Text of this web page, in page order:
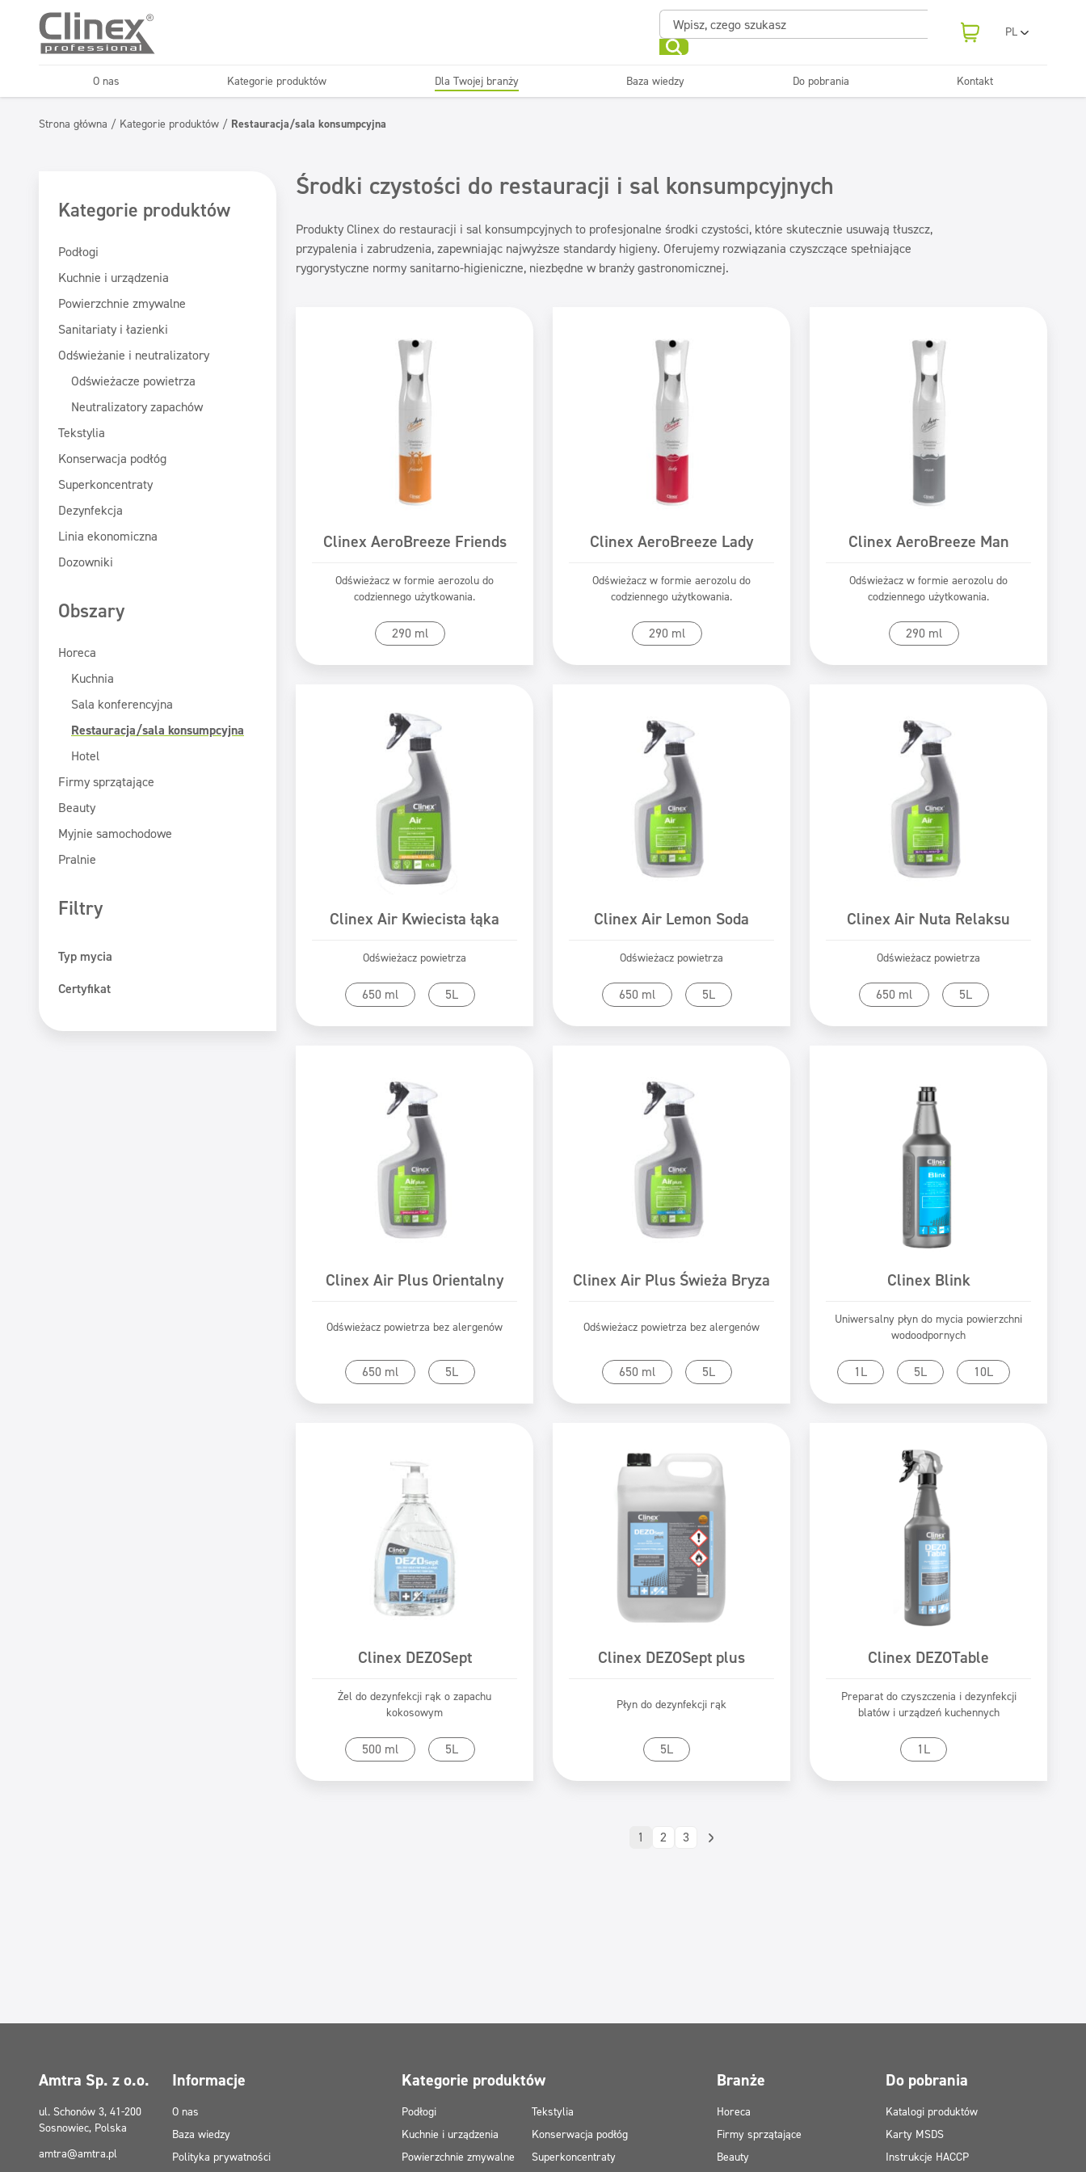
PL
RO
O nas Kategorie produktów Dla Twojej branży
Horeca Firmy sprzątające
Baza wiedzy Do pobrania Kontakt
Strona główna / Kategorie produktów / Restauracja/sala konsumpcyjna
Kategorie produktów
Podłogi
Kuchnie i urządzenia
Powierzchnie zmywalne
Sanitariaty i łazienki
Odświeżanie i neutralizatory
Odświeżacze powietrza
Neutralizatory zapachów
Tekstylia
Konserwacja podłóg
Superkoncentraty
Dezynfekcja
Linia ekonomiczna
Dozowniki
Obszary
Horeca
Kuchnia
Sala konferencyjna
Restauracja/sala konsumpcyjna
Hotel
Firmy sprzątające
Beauty
Myjnie samochodowe
Pralnie
Filtry
Typ mycia
Mycie maszynowe
Certyfikat
Środki czystości do restauracji i sal konsumpcyjnych
Produkty Clinex do restauracji i sal konsumpcyjnych to profesjonalne środki czystości, które skutecznie usuwają tłuszcz,
przypalenia i zabrudzenia, zapewniając najwyższe standardy higieny. Oferujemy rozwiązania czyszczące spełniające
rygorystyczne normy sanitarno-higieniczne, niezbędne w branży gastronomicznej.
Clinex AeroBreeze Friends
Odświeżacz w formie aerozolu do
codziennego użytkowania.
290 ml
Przejdź do produktu
Clinex AeroBreeze Lady
Odświeżacz w formie aerozolu do
codziennego użytkowania.
290 ml
Przejdź do produktu
Clinex AeroBreeze Man
Odświeżacz w formie aerozolu do
codziennego użytkowania.
290 ml
Przejdź do produktu
Clinex Air Kwiecista łąka
Odświeżacz powietrza
650 ml 5L
Przejdź do produktu
Clinex Air Lemon Soda
Odświeżacz powietrza
650 ml 5L
Przejdź do produktu
Clinex Air Nuta Relaksu
Odświeżacz powietrza
650 ml 5L
Przejdź do produktu
Clinex Air Plus Orientalny
Odświeżacz powietrza bez alergenów
650 ml 5L
Przejdź do produktu
Clinex Air Plus Świeża Bryza
Odświeżacz powietrza bez alergenów
650 ml 5L
Przejdź do produktu
Clinex Blink
Uniwersalny płyn do mycia powierzchni
wodoodpornych
1L 5L 10L
Przejdź do produktu
Clinex DEZOSept
Żel do dezynfekcji rąk o zapachu
kokosowym
500 ml 5L
Przejdź do produktu
Clinex DEZOSept plus
Płyn do dezynfekcji rąk
5L
Przejdź do produktu
Clinex DEZOTable
Preparat do czyszczenia i dezynfekcji
blatów i urządzeń kuchennych
1L
Przejdź do produktu
1 2 3
Amtra Sp. z o.o.
ul. Schonów 3, 41-200
Sosnowiec, Polska
amtra@amtra.pl
Informacje
O nas
Baza wiedzy
Polityka prywatności
Kategorie produktów
Podłogi
Kuchnie i urządzenia
Powierzchnie zmywalne
Tekstylia
Konserwacja podłóg
Superkoncentraty
Branże
Horeca
Firmy sprzątające
Beauty
Do pobrania
Katalogi produktów
Karty MSDS
Instrukcje HACCP